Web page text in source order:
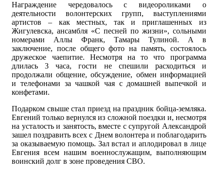
Награждение чередовалось с видеороликами о
деятельности волонтерских групп, выступлениями
артистов – как местных, так и приглашенных из
Жигулевска, ансамбля «С песней по жизни», сольными
номерами Аллы Франк, Тамары Тулиной. А в
заключение, после общего фото на память, состоялось
дружеское чаепитие. Несмотря на то что программа
длилась 3 часа, гости не спешили расходиться и
продолжали общение, обсуждение, обмен информацией
и телефонами за чашкой чая с домашней выпечкой и
конфетами.
Подарком свыше стал приезд на праздник бойца-земляка.
Евгений только вернулся из сложной поездки и, несмотря
на усталость и занятость, вместе с супругой Александрой
зашел поздравить всех с Днем волонтера и поблагодарить
за оказываемую помощь. Зал встал и аплодировал в лице
Евгения всем нашим военнослужащим, выполняющим
воинский долг в зоне проведения СВО.